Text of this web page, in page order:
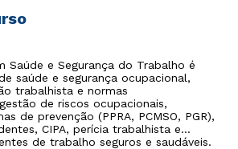
Saúde e Segurança do Trabalho é
saúde e segurança ocupacional,
trabalhista e normas
de riscos ocupacionais,
de prevenção (PPRA, PCMSO, PGR),
CIPA, perícia trabalhista e
de trabalho seguros e saudáveis.